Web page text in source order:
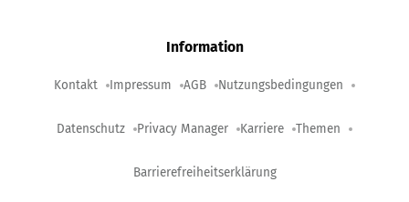
Information
Kontakt Impressum AGB Nutzungsbedingungen
Datenschutz Privacy Manager Karriere Themen
Barrierefreiheitserklärung